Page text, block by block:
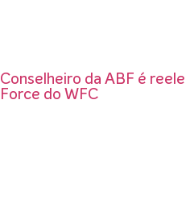
Conselheiro da ABF é
Force do WFC